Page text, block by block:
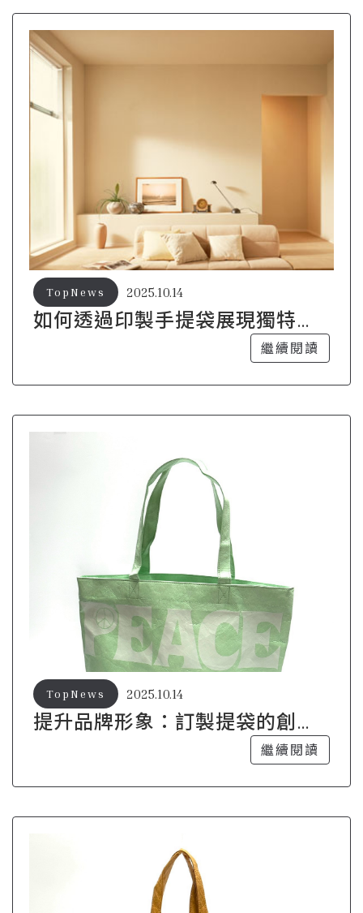
如何透過印製手提袋展現獨特品
2025.10.14
TopNews
繼續閱讀
提升品牌形象：訂製提袋的創意
2025.10.14
TopNews
繼續閱讀